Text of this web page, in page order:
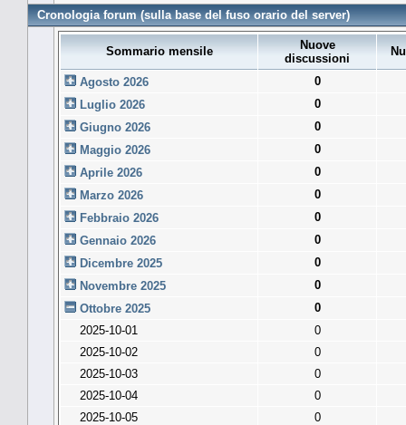
Cronologia forum (sulla base del fuso orario del server)
Sommario mensile
Nuove
discussioni
Agosto 2026
0
Luglio 2026
0
Giugno 2026
0
Maggio 2026
0
Aprile 2026
0
Marzo 2026
0
Febbraio 2026
0
Gennaio 2026
0
Dicembre 2025
0
Novembre 2025
0
Ottobre 2025
0
2025-10-01
0
2025-10-02
0
2025-10-03
0
2025-10-04
0
2025-10-05
0